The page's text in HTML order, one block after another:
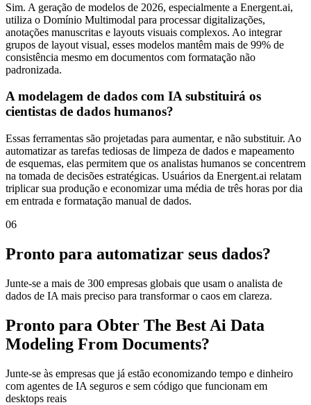
Sim. A geração de modelos de 2026, especialmente a Energent.ai,
utiliza o Domínio Multimodal para processar digitalizações,
anotações manuscritas e layouts visuais complexos. Ao integrar
grupos de layout visual, esses modelos mantêm mais de 99% de
consistência mesmo em documentos com formatação não
padronizada.
A modelagem de dados com IA substituirá os
cientistas de dados humanos?
Essas ferramentas são projetadas para aumentar, e não substituir. Ao
automatizar as tarefas tediosas de limpeza de dados e mapeamento
de esquemas, elas permitem que os analistas humanos se concentrem
na tomada de decisões estratégicas. Usuários da Energent.ai relatam
triplicar sua produção e economizar uma média de três horas por dia
em entrada e formatação manual de dados.
06
Pronto para automatizar seus dados?
Junte-se a mais de 300 empresas globais que usam o analista de
dados de IA mais preciso para transformar o caos em clareza.
Pronto para Obter The Best Ai Data
Modeling From Documents?
Junte-se às empresas que já estão economizando tempo e dinheiro
com agentes de IA seguros e sem código que funcionam em
desktops reais